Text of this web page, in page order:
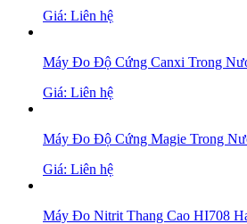
Giá: Liên hệ
Máy Đo Độ Cứng Canxi Trong
Giá: Liên hệ
Máy Đo Độ Cứng Magie Trong
Giá: Liên hệ
Máy Đo Nitrit Thang Cao HI708